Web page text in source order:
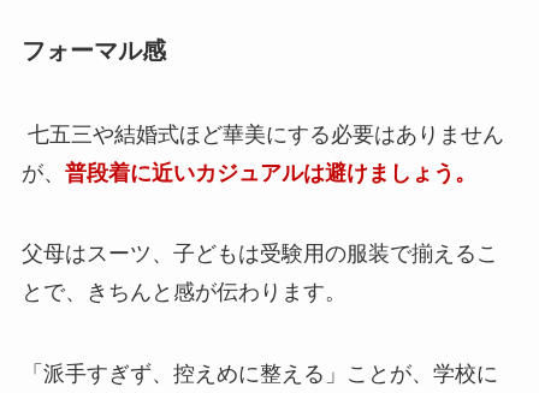
フォーマル感
七五三や結婚式ほど華美にする必要はありません
が、 普段着に近いカジュアルは避けましょう。
父母はスーツ、子どもは受験用の服装で揃えるこ
とで、きちんと感が伝わります。
「派手すぎず、控えめに整える」ことが、学校に